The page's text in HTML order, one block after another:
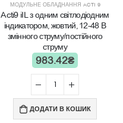
МОДУЛЬНЕ ОБЛАДНАННЯ ACTI 9
Acti9 iIL з одним світлодіодним
індикатором, жовтий, 12-48 В
змінного струму/постійного
струму
983.42₴
ДОДАТИ В КОШИК